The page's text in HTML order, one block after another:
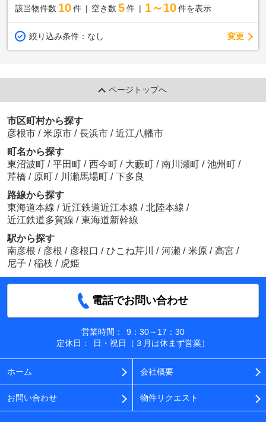
該当物件数 10件 空き数 5 件 1～10 件を表示
絞り込み条件： なし 変更
ページトップへ
市区町村から探す
彦根市 / 米原市 / 長浜市 / 近江八幡市
町名から探す
東沼波町 / 平田町 / 西今町 / 大藪町 / 南川瀬町 / 池州町 /
芹橋 / 原町 / 川瀬馬場町 / 下多良
路線から探す
東海道本線 / 近江鉄道近江本線 / 北陸本線 /
近江鉄道多賀線 / 東海道新幹線
駅から探す
南彦根 / 彦根 / 彦根口 / ひこね芹川 / 河瀬 / 米原 / 高宮 /
尼子 / 稲枝 / 虎姫
電話でお問い合わせ
営業時間：
9：30～17：30
定休日：
日・祝日（３月は休まず営業）
ホーム 会社概要
お問い合わせ 物件リクエスト